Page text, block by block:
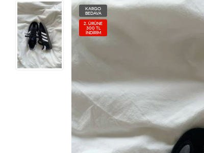
KARGO
BEDAVA
2. ÜRÜNE
300 TL
İNDİRİM